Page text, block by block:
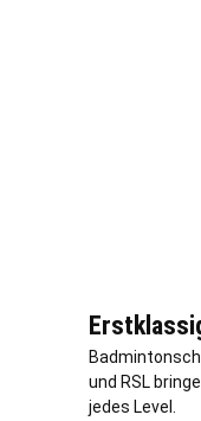
und RSL
jedes Level.